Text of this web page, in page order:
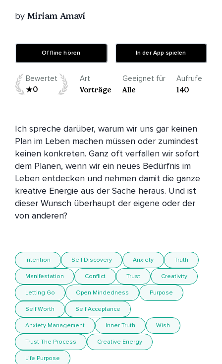
by Miriam Amavi
Offline hören In der App spielen
Bewertet
0
Art
Vorträge
Geeignet für
Alle
Aufrufe
140
Ich spreche darüber, warum wir uns gar keinen
Plan im Leben machen müssen oder zumindest
keinen konkreten. Ganz oft verfallen wir sofort
dem Planen, wenn wir ein neues Bedürfnis im
Leben entdecken und nehmen damit die ganze
kreative Energie aus der Sache heraus. Und ist
dieser Wunsch überhaupt der eigene oder der
von anderen?
Intention Self Discovery Anxiety Truth
Manifestation Conflict Trust Creativity
Letting Go Open Mindedness Purpose
Self Worth Self Acceptance
Anxiety Management Inner Truth Wish
Trust The Process Creative Energy
Life Purpose